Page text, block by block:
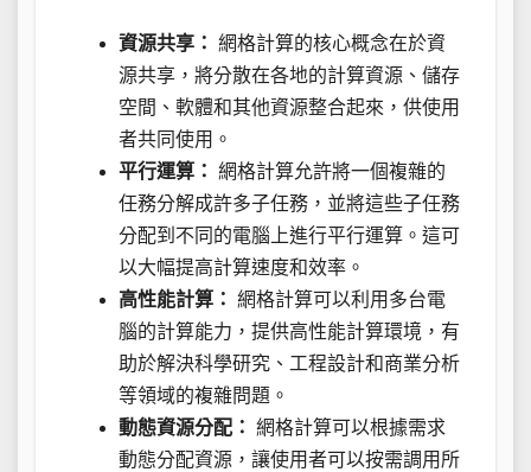
資源共享： 網格計算的核心概念在於資
源共享，將分散在各地的計算資源、儲存
空間、軟體和其他資源整合起來，供使用
者共同使用。
平行運算： 網格計算允許將一個複雜的
任務分解成許多子任務，並將這些子任務
分配到不同的電腦上進行平行運算。這可
以大幅提高計算速度和效率。
高性能計算： 網格計算可以利用多台電
腦的計算能力，提供高性能計算環境，有
助於解決科學研究、工程設計和商業分析
等領域的複雜問題。
動態資源分配： 網格計算可以根據需求
動態分配資源，讓使用者可以按需調用所